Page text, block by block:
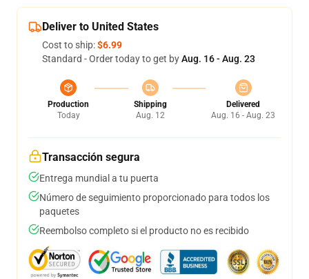
Deliver to United States
Cost to ship:$6.99
Standard - Order today to get byAug. 16 - Aug. 23
Production
Today
Shipping
Aug. 12
Delivered
Aug. 16 - Aug. 23
Transacción segura
Entrega mundial a tu puerta
Número de seguimiento proporcionado para todos los
paquetes
Reembolso completo si el producto no es recibido